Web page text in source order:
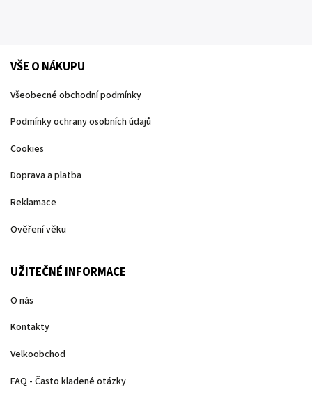
VŠE O NÁKUPU
Všeobecné obchodní podmínky
Podmínky ochrany osobních údajů
Cookies
Doprava a platba
Reklamace
Ověření věku
UŽITEČNÉ INFORMACE
O nás
Kontakty
Velkoobchod
FAQ - Často kladené otázky